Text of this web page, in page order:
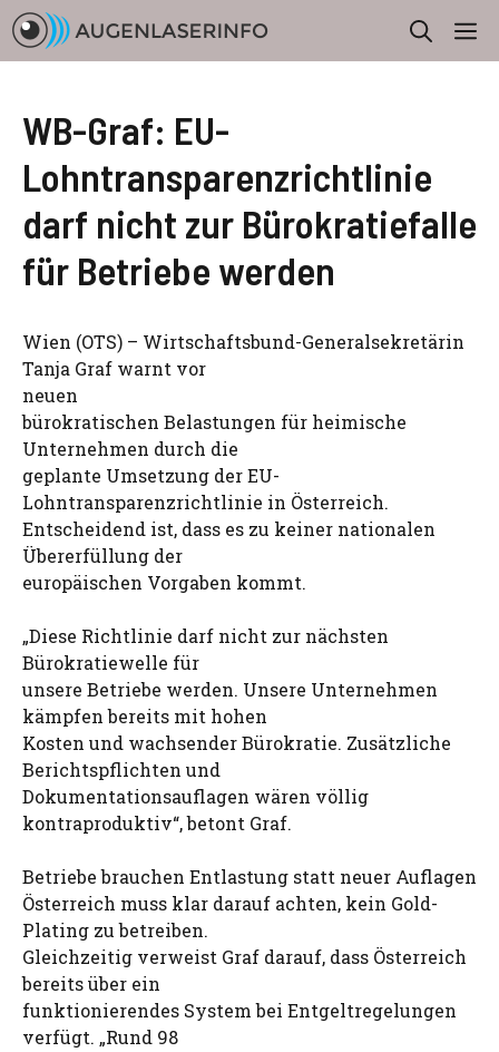
Zum
Inhalt
springen
WB-Graf: EU-
Lohntransparenzrichtlinie
darf nicht zur Bürokratiefalle
für Betriebe werden
Wien (OTS) – Wirtschaftsbund-Generalsekretärin
Tanja Graf warnt vor
neuen
bürokratischen Belastungen für heimische
Unternehmen durch die
geplante Umsetzung der EU-
Lohntransparenzrichtlinie in Österreich.
Entscheidend ist, dass es zu keiner nationalen
Übererfüllung der
europäischen Vorgaben kommt.
„Diese Richtlinie darf nicht zur nächsten
Bürokratiewelle für
unsere Betriebe werden. Unsere Unternehmen
kämpfen bereits mit hohen
Kosten und wachsender Bürokratie. Zusätzliche
Berichtspflichten und
Dokumentationsauflagen wären völlig
kontraproduktiv“, betont Graf.
Betriebe brauchen Entlastung statt neuer Auflagen
Österreich muss klar darauf achten, kein Gold-
Plating zu betreiben.
Gleichzeitig verweist Graf darauf, dass Österreich
bereits über ein
funktionierendes System bei Entgeltregelungen
verfügt. „Rund 98